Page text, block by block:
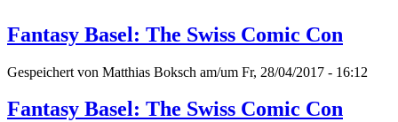
Fantasy Basel: The Swiss Comic Con
Gespeichert von Matthias Boksch am/um Fr, 28/04/2017 - 16:12
Fantasy Basel: The Swiss Comic Con